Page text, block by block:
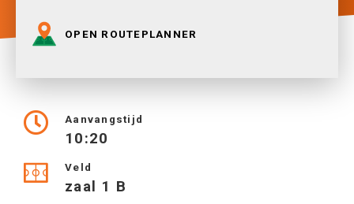
OPEN ROUTEPLANNER
Aanvangstijd
10:20
Veld
zaal 1 B